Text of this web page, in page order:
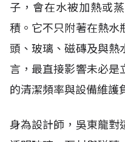
子，會在水被加熱或
積。它不只附著在熱水
頭、玻璃、磁磚及與熱
言，最直接影響未必是
的清潔頻率與設備維護
身為設計師，吳東龍對